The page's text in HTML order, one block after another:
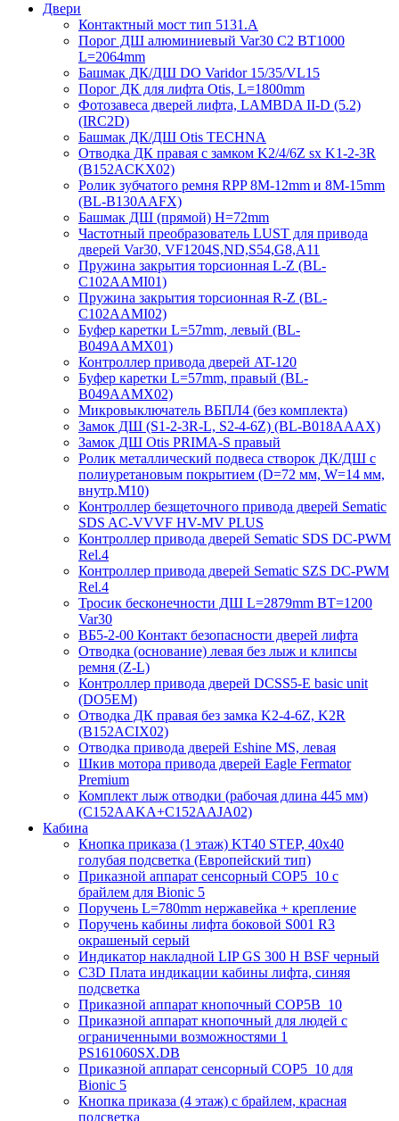
Двери
Контактный мост тип 5131.A
Порог ДШ алюминиевый Var30 C2 BT1000
L=2064mm
Башмак ДК/ДШ DO Varidor 15/35/VL15
Порог ДК для лифта Otis, L=1800mm
Фотозавеса дверей лифта, LAMBDA II-D (5.2)
(IRC2D)
Башмак ДК/ДШ Otis TECHNA
Отводка ДК правая с замком K2/4/6Z sx K1-2-3R
(B152ACKX02)
Ролик зубчатого ремня RPP 8M-12mm и 8M-15mm
(BL-B130AAFX)
Башмак ДШ (прямой) H=72mm
Частотный преобразователь LUST для привода
дверей Var30, VF1204S,ND,S54,G8,A11
Пружина закрытия торсионная L-Z (BL-
C102AAMI01)
Пружина закрытия торсионная R-Z (BL-
C102AAMI02)
Буфер каретки L=57mm, левый (BL-
B049AAMX01)
Контроллер привода дверей AT-120
Буфер каретки L=57mm, правый (BL-
B049AAMX02)
Микровыключатель ВБПЛ4 (без комплекта)
Замок ДШ (S1-2-3R-L, S2-4-6Z) (BL-B018AAAX)
Замок ДШ Otis PRIMA-S правый
Ролик металлический подвеса створок ДК/ДШ с
полиуретановым покрытием (D=72 мм, W=14 мм,
внутр.М10)
Контроллер безщеточного привода дверей Sematiс
SDS AC-VVVF HV-MV PLUS
Контроллер привода дверей Sematic SDS DC-PWM
Rel.4
Контроллер привода дверей Sematic SZS DC-PWM
Rel.4
Тросик бесконечности ДШ L=2879mm BT=1200
Var30
ВБ5-2-00 Контакт безопасности дверей лифта
Отводка (основание) левая без лыж и клипсы
ремня (Z-L)
Контроллер привода дверей DCSS5-E basic unit
(DO5EM)
Отводка ДК правая без замка K2-4-6Z, K2R
(B152ACIX02)
Отводка привода дверей Eshine MS, левая
Шкив мотора привода дверей Eagle Fermator
Premium
Комплект лыж отводки (рабочая длина 445 мм)
(C152AAKA+C152AAJA02)
Кабина
Кнопка приказа (1 этаж) KT40 STEP, 40х40
голубая подсветка (Европейский тип)
Приказной аппарат сенсорный COP5_10 с
брайлем для Bionic 5
Поручень L=780mm нержавейка + крепление
Поручень кабины лифта боковой S001 R3
окрашеный серый
Индикатор накладной LIP GS 300 H BSF черный
C3D Плата индикации кабины лифта, синяя
подсветка
Приказной аппарат кнопочный COP5B_10
Приказной аппарат кнопочный для людей с
ограниченными возможностями 1
PS161060SX.DB
Приказной аппарат сенсорный COP5_10 для
Bionic 5
Кнопка приказа (4 этаж) с брайлем, красная
подсветка